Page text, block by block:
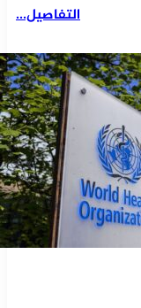
التفاصيل...